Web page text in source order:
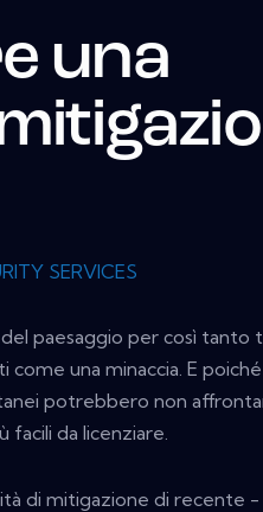
una
SERVICES
paesaggio per così tanto
una minaccia. E poiché
potrebbero non
facili da licenziare.
di mitigazione di recente -